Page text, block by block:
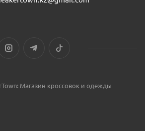
Магазин кроссовок и одежды